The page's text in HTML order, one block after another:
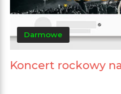
Darmowe
Koncert rockowy